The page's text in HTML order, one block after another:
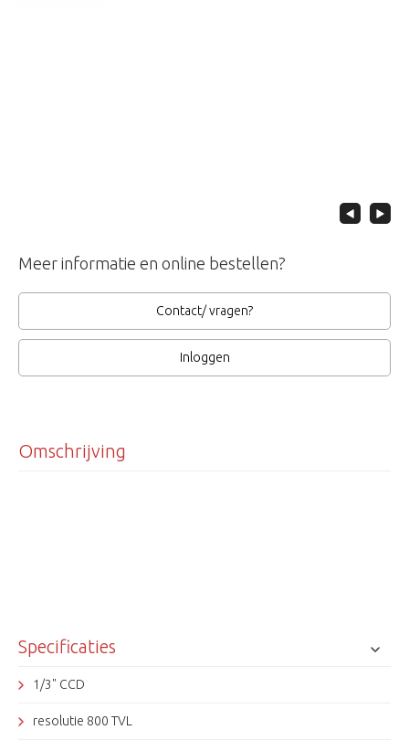
Meer informatie en online bestellen?
Contact/ vragen?
Inloggen
Omschrijving
Specificaties
1/3" CCD
resolutie 800 TVL